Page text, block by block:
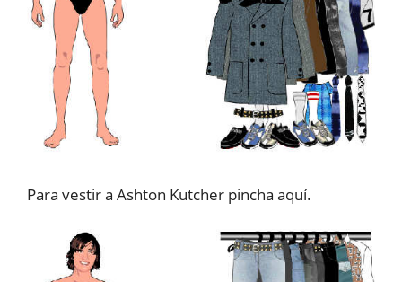
Para vestir a Ashton Kutcher pincha aquí.